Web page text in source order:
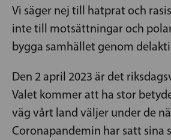
Vi säger nej till hatprat och
inte till motsättningar och
bygga samhället genom
Den 2 april 2023 är det
Valet kommer att ha stor
väg vårt land väljer under de
Coronapandemin har satt sina